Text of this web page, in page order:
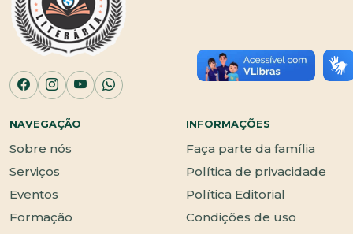
NAVEGAÇÃO
Sobre nós
Serviços
Eventos
Formação
INFORMAÇÕES
Faça parte da família
Política de privacidade
Política Editorial
Condições de uso